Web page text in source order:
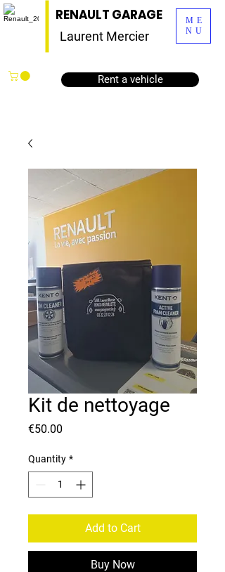
Rent a vehicle
Laurent Mercier
RENAULT GARAGE
ME
NU
Kit de nettoyage
€50.00
Quantity *
Add to Cart
Buy Now